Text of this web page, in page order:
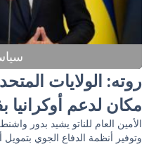
روته: الولايات
مكان لدعم
الأمين العام للناتو يشيد بدور
وتوفير أنظمة الدفاع الجوي